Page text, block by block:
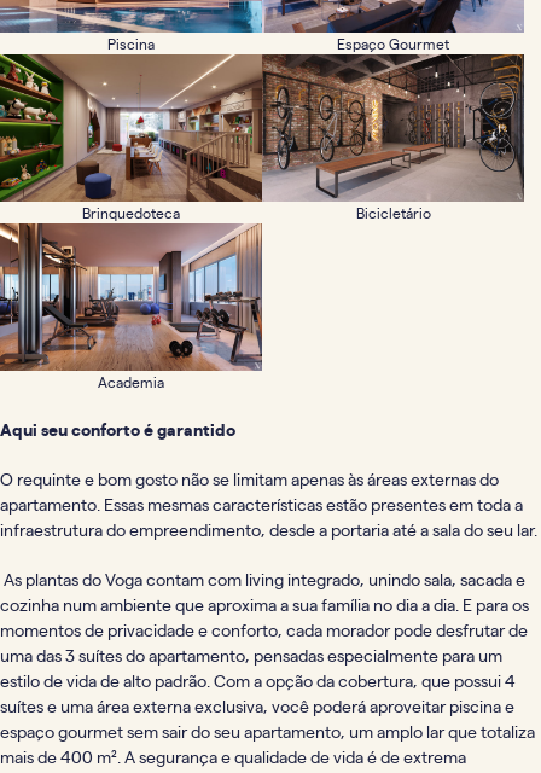
Piscina Espaço Gourmet
Brinquedoteca Bicicletário
Academia
Aqui seu conforto é garantido
O requinte e bom gosto não se limitam apenas às áreas externas do
apartamento. Essas mesmas características estão presentes em toda a
infraestrutura do empreendimento, desde a portaria até a sala do seu lar.
As plantas do Voga contam com living integrado, unindo sala, sacada e
cozinha num ambiente que aproxima a sua família no dia a dia. E para os
momentos de privacidade e conforto, cada morador pode desfrutar de
uma das 3 suítes do apartamento, pensadas especialmente para um
estilo de vida de alto padrão. Com a opção da cobertura, que possui 4
suítes e uma área externa exclusiva, você poderá aproveitar piscina e
espaço gourmet sem sair do seu apartamento, um amplo lar que totaliza
mais de 400 m². A segurança e qualidade de vida é de extrema